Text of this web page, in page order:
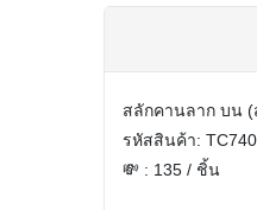
สลักคานลาก บน (
รหัสสินค้า:
💸 : 135 / ชิ้น